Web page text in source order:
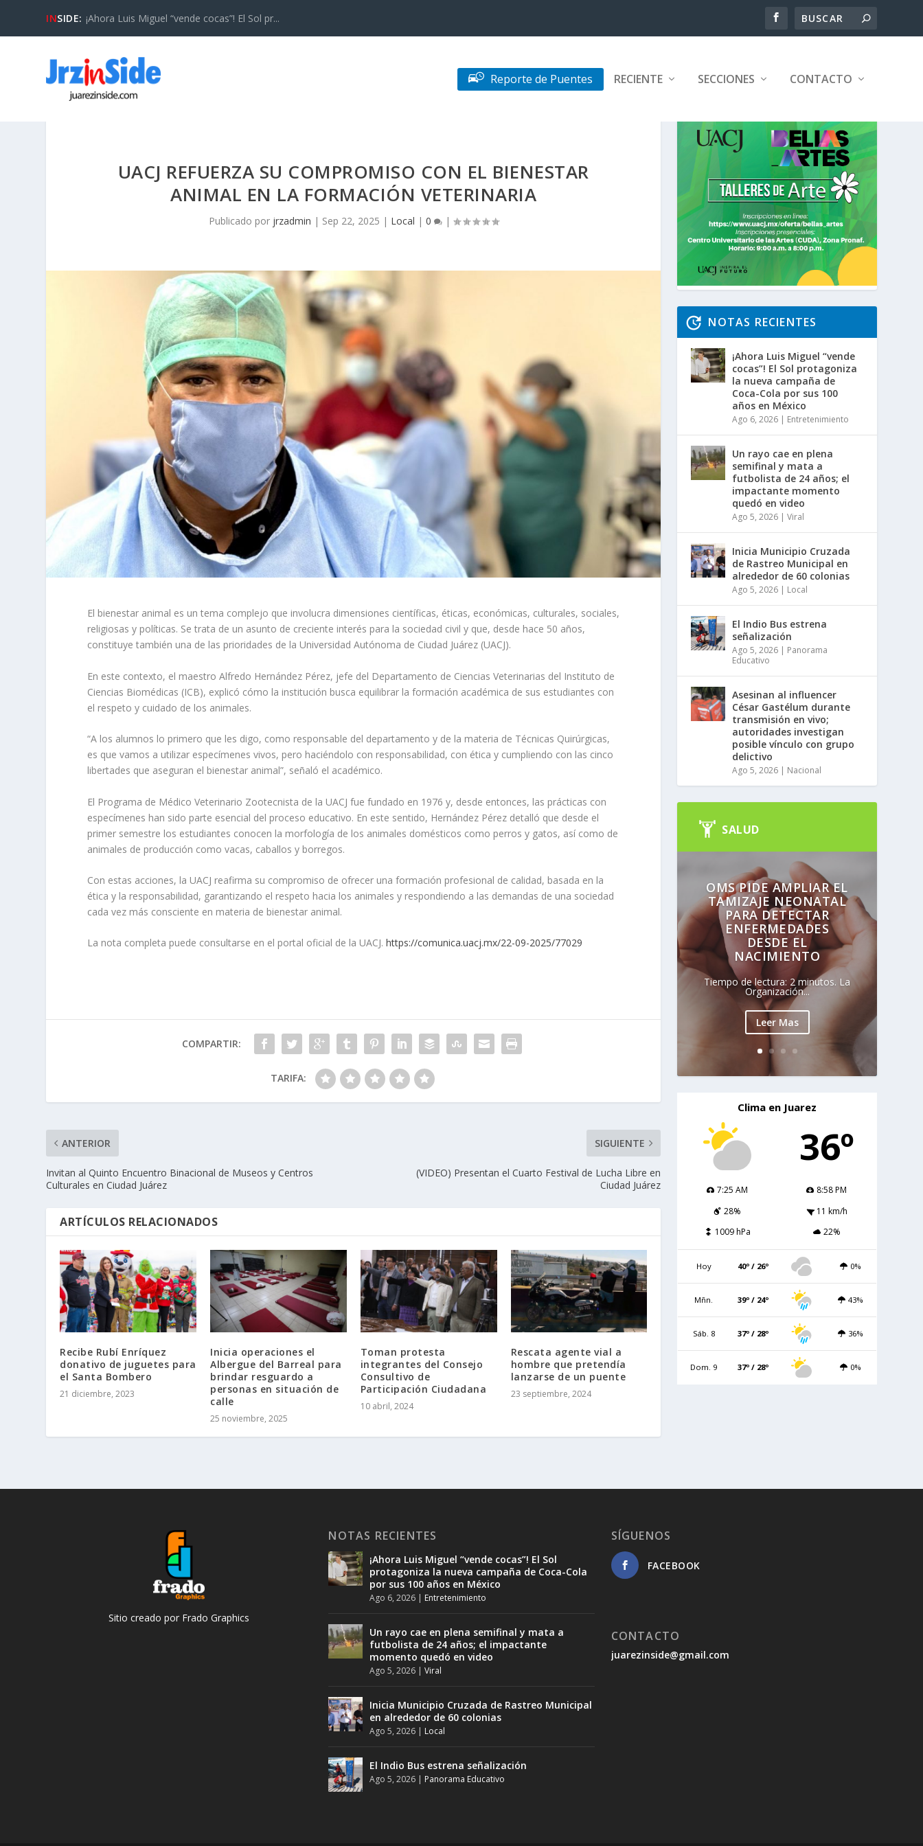
INSIDE: ¡Ahora Luis Miguel “vende cocas”! El Sol pr...
Reporte de Puentes RECIENTE SECCIONES CONTACTO
UACJ REFUERZA SU COMPROMISO CON EL BIENESTAR
ANIMAL EN LA FORMACIÓN VETERINARIA
Publicado por jrzadmin | Sep 22, 2025 | Local | 0 |
El bienestar animal es un tema complejo que involucra dimensiones científicas, éticas, económicas, culturales, sociales,
religiosas y políticas. Se trata de un asunto de creciente interés para la sociedad civil y que, desde hace 50 años,
constituye también una de las prioridades de la Universidad Autónoma de Ciudad Juárez (UACJ).
En este contexto, el maestro Alfredo Hernández Pérez, jefe del Departamento de Ciencias Veterinarias del Instituto de
Ciencias Biomédicas (ICB), explicó cómo la institución busca equilibrar la formación académica de sus estudiantes con
el respeto y cuidado de los animales.
“A los alumnos lo primero que les digo, como responsable del departamento y de la materia de Técnicas Quirúrgicas,
es que vamos a utilizar especímenes vivos, pero haciéndolo con responsabilidad, con ética y cumpliendo con las cinco
libertades que aseguran el bienestar animal”, señaló el académico.
El Programa de Médico Veterinario Zootecnista de la UACJ fue fundado en 1976 y, desde entonces, las prácticas con
especímenes han sido parte esencial del proceso educativo. En este sentido, Hernández Pérez detalló que desde el
primer semestre los estudiantes conocen la morfología de los animales domésticos como perros y gatos, así como de
animales de producción como vacas, caballos y borregos.
Con estas acciones, la UACJ reafirma su compromiso de ofrecer una formación profesional de calidad, basada en la
ética y la responsabilidad, garantizando el respeto hacia los animales y respondiendo a las demandas de una sociedad
cada vez más consciente en materia de bienestar animal.
La nota completa puede consultarse en el portal oficial de la UACJ.https://comunica.uacj.mx/22-09-2025/77029
COMPARTIR:
TARIFA:
ANTERIOR
Invitan al Quinto Encuentro Binacional de Museos y Centros
Culturales en Ciudad Juárez
SIGUIENTE
(VIDEO) Presentan el Cuarto Festival de Lucha Libre en
Ciudad Juárez
ARTÍCULOS RELACIONADOS
Recibe Rubí Enríquez
donativo de juguetes para
el Santa Bombero
21 diciembre, 2023
Inicia operaciones el
Albergue del Barreal para
brindar resguardo a
personas en situación de
calle
25 noviembre, 2025
Toman protesta
integrantes del Consejo
Consultivo de
Participación Ciudadana
10 abril, 2024
Rescata agente vial a
hombre que pretendía
lanzarse de un puente
23 septiembre, 2024
NOTAS RECIENTES
¡Ahora Luis Miguel “vende
cocas”! El Sol protagoniza
la nueva campaña de
Coca-Cola por sus 100
años en México
Ago 6, 2026 | Entretenimiento
Un rayo cae en plena
semifinal y mata a
futbolista de 24 años; el
impactante momento
quedó en video
Ago 5, 2026 |Viral
Inicia Municipio Cruzada
de Rastreo Municipal en
alrededor de 60 colonias
Ago 5, 2026 | Local
El Indio Bus estrena
señalización
Ago 5, 2026 | Panorama
Educativo
Asesinan al influencer
César Gastélum durante
transmisión en vivo;
autoridades investigan
posible vínculo con grupo
delictivo
Ago 5, 2026 | Nacional
SALUD
OMS PIDE AMPLIAR EL
TAMIZAJE NEONATAL
PARA DETECTAR
ENFERMEDADES
DESDE EL
NACIMIENTO
Tiempo de lectura: 2 minutos. La
Organización...
Leer Mas
Clima en Juarez
36º
7:25 AM
8:58 PM
28%
11 km/h
1009 hPa
22%
Hoy 40º / 26º 0%
Mñn. 39º / 24º 43%
Sáb. 8 37º / 28º 36%
Dom. 9 37º / 28º 0%
Sitio creado por Frado Graphics
NOTAS RECIENTES
¡Ahora Luis Miguel “vende cocas”! El Sol
protagoniza la nueva campaña de Coca-Cola
por sus 100 años en México
Ago 6, 2026 | Entretenimiento
Un rayo cae en plena semifinal y mata a
futbolista de 24 años; el impactante
momento quedó en video
Ago 5, 2026 |Viral
Inicia Municipio Cruzada de Rastreo Municipal
en alrededor de 60 colonias
Ago 5, 2026 | Local
El Indio Bus estrena señalización
Ago 5, 2026 | Panorama Educativo
SÍGUENOS
FACEBOOK
CONTACTO
juarezinside@gmail.com